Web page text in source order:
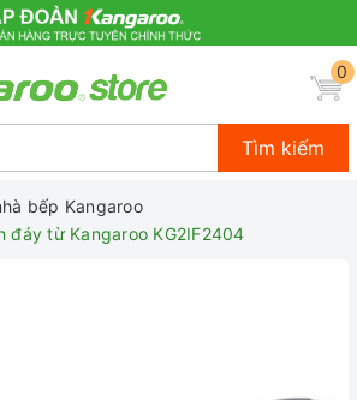
0
Tìm kiếm
bếp Kangaroo
đáy từ Kangaroo KG2IF2404